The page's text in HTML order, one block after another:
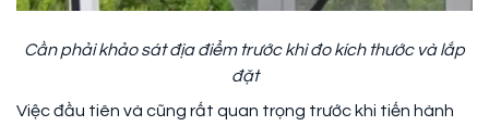
Cần phải khảo sát địa điểm trước khi đo kích thước và lắp
đặt
Việc đầu tiên và cũng rất quan trọng trước khi tiến hành